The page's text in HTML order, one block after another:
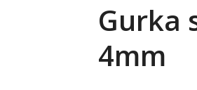
Gurka
4mm